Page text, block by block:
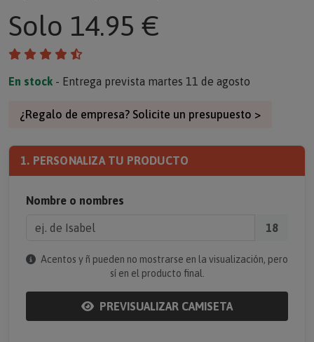
Solo 14.95 €
En stock - Entrega prevista martes 11 de agosto
¿Regalo de empresa? Solicite un presupuesto >
1. PERSONALIZA TU PRODUCTO
Nombre o nombres
18
Acentos y ñ pueden no mostrarse en la visualización, pero
sí en el producto final.
PREVISUALIZAR CAMISETA